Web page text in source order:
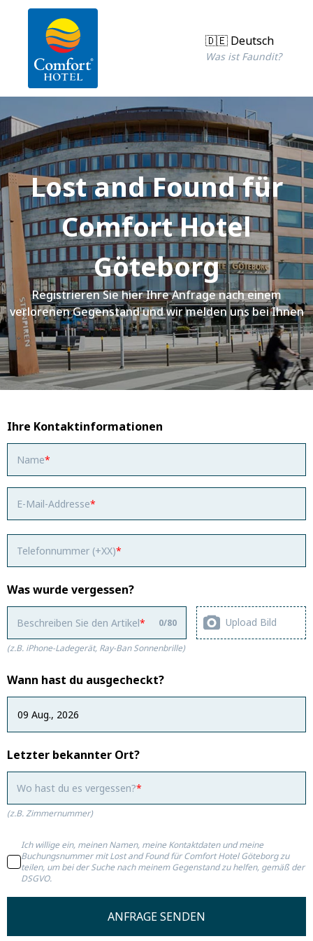
🇩🇪 Deutsch
Was ist Faundit?
Lost and Found für
Comfort Hotel
Göteborg
Registrieren Sie hier Ihre Anfrage nach einem
verlorenen Gegenstand und wir melden uns bei Ihnen
Ihre Kontaktinformationen
Name
E-Mail-Addresse
Telefonnummer (+XX)
Was wurde vergessen?
Beschreiben Sie den Artikel 0/80 Upload Bild
(z.B. iPhone-Ladegerät, Ray-Ban Sonnenbrille)
Wann hast du ausgecheckt?
Letzter bekannter Ort?
Wo hast du es vergessen?
(z.B. Zimmernummer)
Ich willige ein, meinen Namen, meine Kontaktdaten und meine
Buchungsnummer mit Lost and Found für Comfort Hotel Göteborg zu
teilen, um bei der Suche nach meinem Gegenstand zu helfen, gemäß der
DSGVO.
ANFRAGE SENDEN